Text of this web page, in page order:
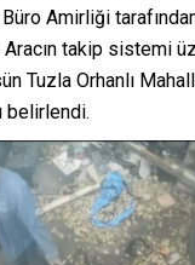
Büro Amirliği
takip sistemi
Tuzla Orhanlı
belirlendi.